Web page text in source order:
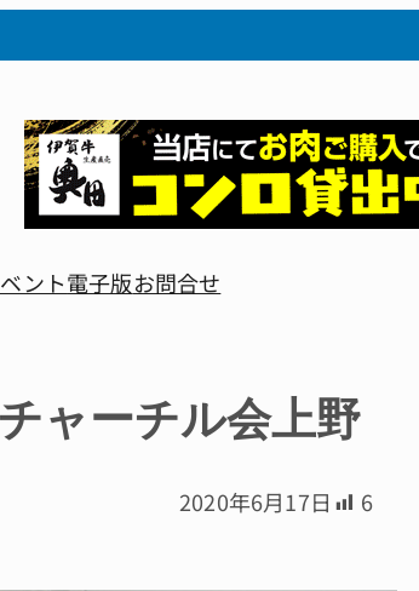
ント電子版お問合せ
ャーチル会上野
2020年6月17日 6